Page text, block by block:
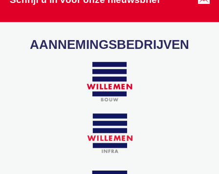
AANNEMINGSBEDRIJVEN